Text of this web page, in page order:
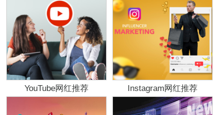
YouTube网红推荐 Instagram网红推荐